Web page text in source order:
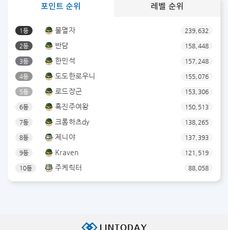
포인트 순위 레벨 순위
1등 불멸자 239,632
2등 반담 158,448
3등 한민석 157,248
4등 도도한로우니 155,076
5등 로드장군 153,306
6등 흑진주여왕 150,513
7등 크롬하츠dy 138,265
8등 제니야 137,393
9등 Kraven 121,519
10등 주케릭터 88,058